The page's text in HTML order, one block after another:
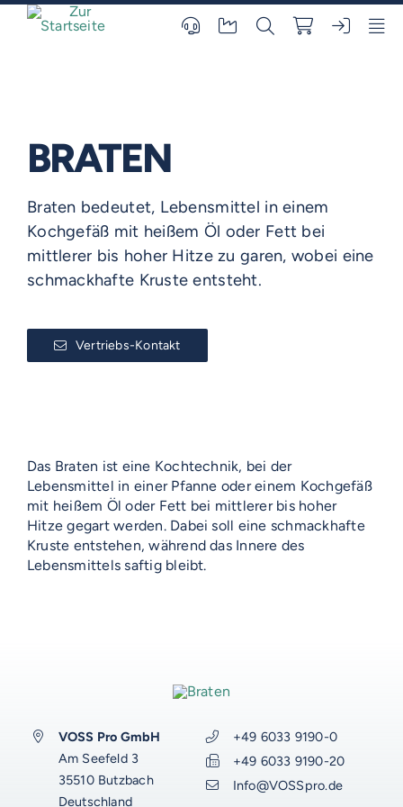
BRATEN
Braten bedeutet, Lebensmittel in einem
Kochgefäß mit heißem Öl oder Fett bei
mittlerer bis hoher Hitze zu garen, wobei eine
schmackhafte Kruste entsteht.
Vertriebs-Kontakt
Das Braten ist eine Kochtechnik, bei der
Lebensmittel in einer Pfanne oder einem Kochgefäß
mit heißem Öl oder Fett bei mittlerer bis hoher
Hitze gegart werden. Dabei soll eine schmackhafte
Kruste entstehen, während das Innere des
Lebensmittels saftig bleibt.
VOSS Pro GmbH
Am Seefeld 3
35510 Butzbach
Deutschland
+49 6033 9190-0
+49 6033 9190-20
Info@VOSSpro.de
EMERITO-MODELLE
Gläserverschließmaschinen
Abfüllmaschinen
Über Emerito
ERGÄNZENDES
Onlineshop
STERIFLOW-MODELLE
STATIC
Über Steriflow
ERGÄNZENDES
Onlineshop
WEITERE RESSOURCEN
VOSS-Akademie
VOSS Food Start-Ups
VOSS Karriere
VOSS Talentwerkstatt
Branchen
Gläser
Fleisch
NOVUM
SOLID
PRAKTIK
UNIVERSAL
Über VOSS
ERGÄNZENDES
Onlineshop
VOSS-AKADEMIE
Branchen-Übersicht
Direktvermarkter
Fertigprodukte
Anlagen-Support
Automatisierung
Energiemanagement-Beratung
Technologie-Übersicht
Luftkochschränke
Anwendung-Übersicht
VOSS-Akademie
ERGÄNZENDES
Onlineshop